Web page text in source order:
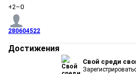
+2–0
280604522
Достижения
Свой среди